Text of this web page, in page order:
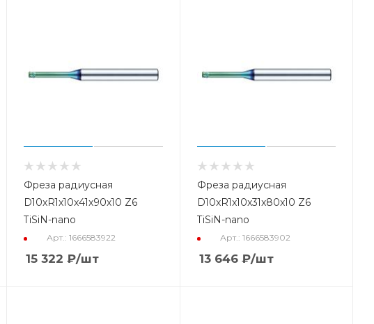
Фреза радиусная
D10xR1x10x41x90x10 Z6
TiSiN-nano
Арт.: 1666583922
15 322 ₽/шт
Фреза радиусная
D10xR1x10x31x80x10 Z6
TiSiN-nano
Арт.: 1666583902
13 646₽/шт